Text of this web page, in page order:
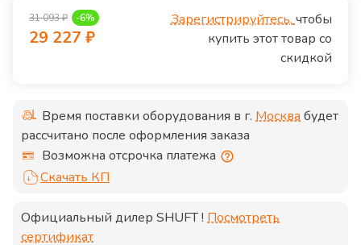
31 093₽ -6%
29 227 ₽
Зарегистрируйтесь,чтобы
купить этот товар со
скидкой
Время поставки оборудования в г. Москвабудет
рассчитано после оформления заказа
Возможна отсрочка платежа
Скачать КП
Официальный дилер SHUFT! Посмотреть
сертификат